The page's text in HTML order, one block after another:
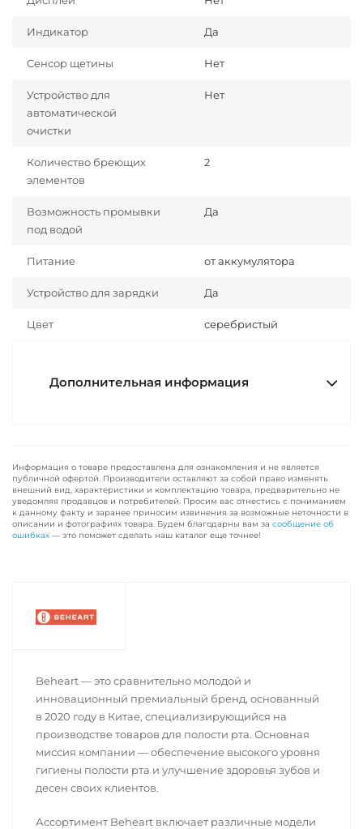
Индикатор Да
Сенсор щетины Нет
Устройство для
автоматической
очистки
Нет
Количество бреющих
элементов
2
Возможность промывки
под водой
Да
Питание от аккумулятора
Устройство для зарядки Да
Цвет серебристый
Дополнительная информация
Информация о товаре предоставлена для ознакомления и не является
публичной офертой. Производители оставляют за собой право изменять
внешний вид, характеристики и комплектацию товара, предварительно не
уведомляя продавцов и потребителей. Просим вас отнестись с пониманием
к данному факту и заранее приносим извинения за возможные неточности в
описании и фотографиях товара. Будем благодарны вам за сообщение об
ошибках — это поможет сделать наш каталог еще точнее!
Beheart — это сравнительно молодой и
инновационный премиальный бренд, основанный
в 2020 году в Китае, специализирующийся на
производстве товаров для полости рта. Основная
миссия компании — обеспечение высокого уровня
гигиены полости рта и улучшение здоровья зубов и
десен своих клиентов.
Ассортимент Beheart включает различные модели